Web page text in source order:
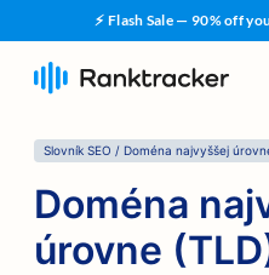
⚡ Flash Sale — 90% off
Slovník SEO / Doména najvyššej
Doména
úrovne